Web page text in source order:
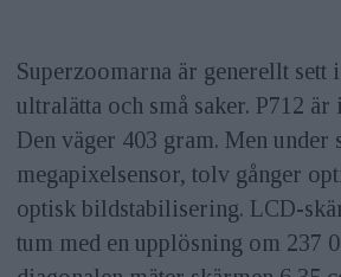
Superzoomarna är generellt sett
ultralätta och små saker. P712 är
Den väger 403 gram. Men under
megapixelsensor, tolv gånger
optisk bildstabilisering. LCD-
tum med en upplösning om 237